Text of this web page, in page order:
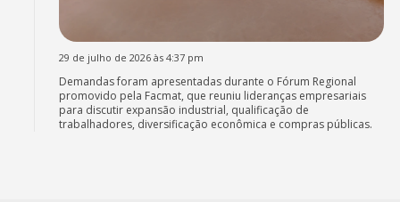
29 de julho de 2026 às 4:37 pm
Demandas foram apresentadas durante o Fórum Regional
promovido pela Facmat, que reuniu lideranças empresariais
para discutir expansão industrial, qualificação de
trabalhadores, diversificação econômica e compras públicas.